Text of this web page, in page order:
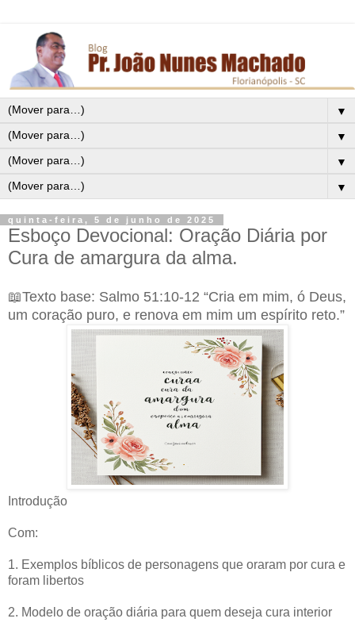
▼
▼
▼
▼
quinta-feira, 5 de junho de 2025
Esboço Devocional: Oração Diária por
Cura de amargura da alma.
📖Texto base: Salmo 51:10-12 “Cria em mim, ó Deus,
um coração puro, e renova em mim um espírito reto.”
Introdução
Com:
1. Exemplos bíblicos de personagens que oraram por cura e
foram libertos
2. Modelo de oração diária para quem deseja cura interior